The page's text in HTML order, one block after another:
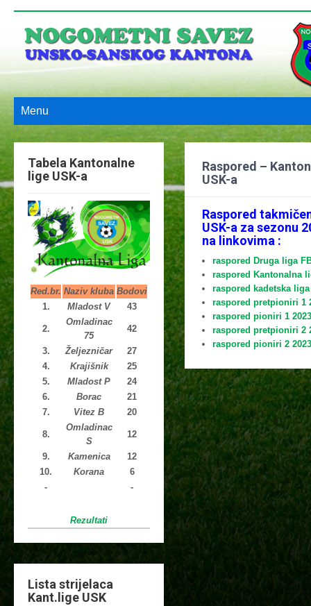
Menu
Tabela Kantonalne
lige USK-a
Red.br. Naziv kluba Bodovi
1.
Mladost V 43
2.
Omladinac
75
42
3. Željezničar
27
4.
Krajišnik
25
5.
Mladost P
24
6.
Borac
21
7.
Vitez B 20
8.
Omladinac
S
12
9. Kamenica
12
10.
Korana
6
-
-
Rezultati
Lista strijelaca
Kant.lige USK
Raspored –
USK-a
Raspored
USK-a za sezonu
na linkovima :
raspored Druga liga
raspored Kantonalna
raspored kadetska liga
raspored pretpioniri 1
raspored pioniri 1
raspored pretpioniri 2
raspored pioniri 2